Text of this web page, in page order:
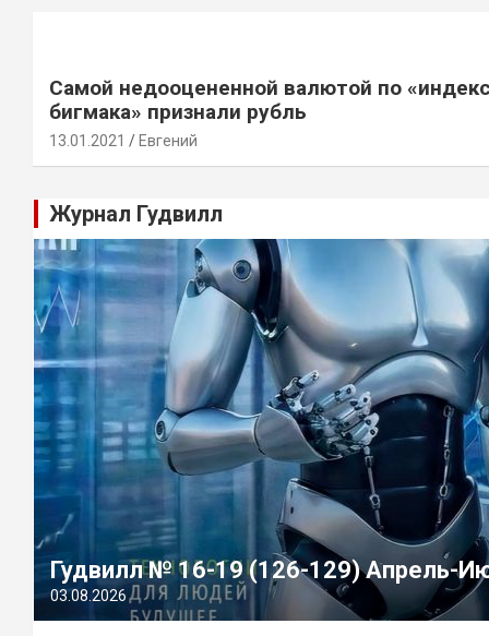
Самой недооцененной валютой по
бигмака» признали рубль
13.01.2021 Евгений
Журнал Гудвилл
Гудвилл № 16-19 (126-129) Апрель-
03.08.2026